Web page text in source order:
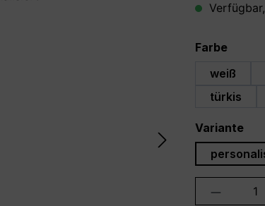
Farbe
weiß
türkis
Variante